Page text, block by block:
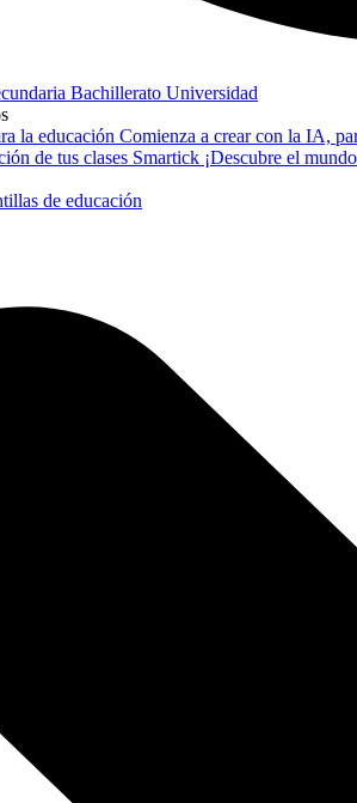
Bachillerato Universidad
la educación Comienza a crear con la IA,
de tus clases Smartick ¡Descubre el
de educación